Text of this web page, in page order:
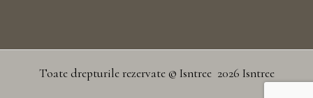
Toate drepturile rezervate © Isntree 2026 Isntree